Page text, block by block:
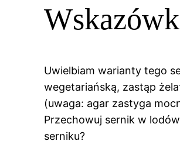
Uwielbiam warianty tego
wegetariańską, zastąp
(uwaga: agar zastyga
Przechowuj sernik w
serniku?